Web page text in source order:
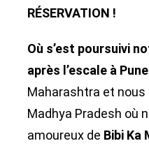
RÉSERVATION !
Où s’est poursuivi
après l’escale à
Maharashtra et
Madhya Pradesh où
amoureux de Bibi Ka